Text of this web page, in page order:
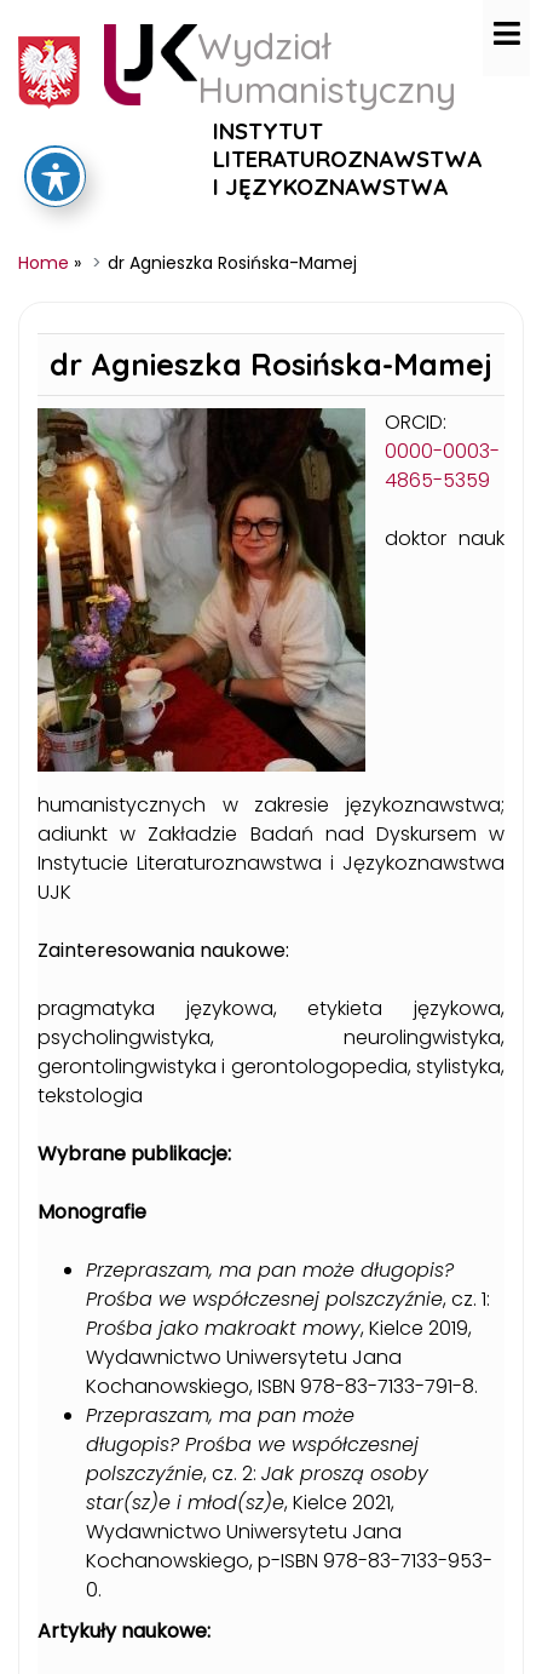
Wydział
Humanistyczny
INSTYTUT
LITERATUROZNAWSTWA
I JĘZYKOZNAWSTWA
Home » dr Agnieszka Rosińska-Mamej
dr Agnieszka Rosińska-Mamej
ORCID:
0000-0003-
4865-5359
doktor nauk
humanistycznych w zakresie językoznawstwa;
adiunkt w Zakładzie Badań nad Dyskursem w
Instytucie Literaturoznawstwa i Językoznawstwa
UJK
Zainteresowania naukowe:
pragmatyka językowa, etykieta językowa,
psycholingwistyka, neurolingwistyka,
gerontolingwistyka i gerontologopedia,stylistyka,
tekstologia
Wybrane publikacje:
Monografie
Przepraszam, ma pan może długopis?
Prośba we współczesnej polszczyźnie, cz. 1:
Prośba jako makroakt mowy, Kielce 2019,
Wydawnictwo Uniwersytetu Jana
Kochanowskiego, ISBN 978-83-7133-791-8.
Przepraszam, ma pan może
długopis? Prośba we współczesnej
polszczyźnie, cz. 2: Jak proszą osoby
star(sz)e i młod(sz)e, Kielce 2021,
Wydawnictwo Uniwersytetu Jana
Kochanowskiego, p-ISBN 978-83-7133-953-
0.
Artykuły naukowe: